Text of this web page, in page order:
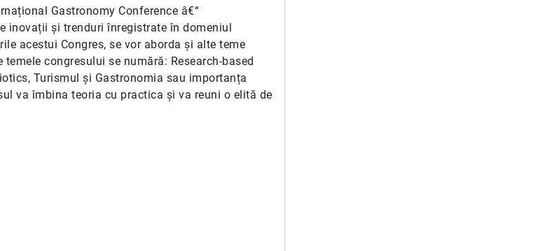
Gastronomy Conference â€“
inovații și trenduri înregistrate în domeniul
acestui Congres, se vor aborda și alte teme
congresului se numără: Research-based
Turismul și Gastronomia sau importanța
va îmbina teoria cu practica și va reuni o elită de